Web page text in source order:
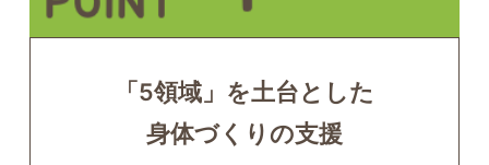
「5領域」を土台とした
身体づくりの支援